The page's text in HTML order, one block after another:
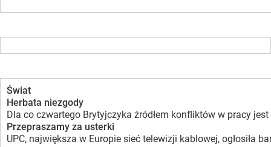
Świat
Herbata niezgody
Dla co czwartego Brytyjczyka źródłem konfliktów w pracy
Przepraszamy za usterki
UPC, największa w Europie sieć telewizji kablowej, ogłosiła